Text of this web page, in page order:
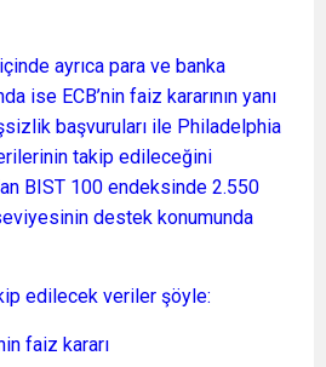
ayrıca para ve banka
ise ECB’nin faiz kararının yanı
başvuruları ile Philadelphia
takip edileceğini
BIST 100 endeksinde 2.550
destek konumunda
edilecek veriler şöyle:
faiz kararı